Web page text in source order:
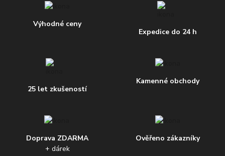
Výhodné ceny
Expedice do 24 h
25 let zkušeností
Kamenné obchody
Doprava ZDARMA
+ dárek
Ověřeno zákazníky